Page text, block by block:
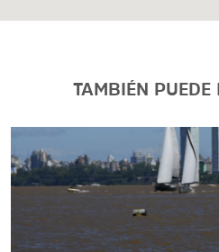
TAMBIÉN PUEDE